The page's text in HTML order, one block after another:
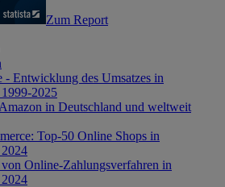
Zum Report
- Entwicklung des Umsatzes in
2025
in Deutschland und weltweit
Top-50 Online Shops in
Online-Zahlungsverfahren in